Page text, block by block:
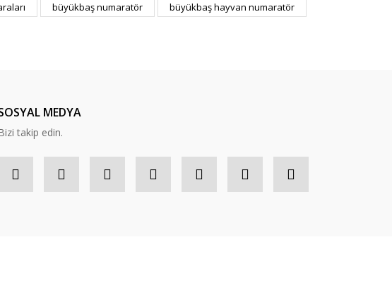
büyükbaş numaratör
büyükbaş hayvan numaratör
MEDYA
takip edin.